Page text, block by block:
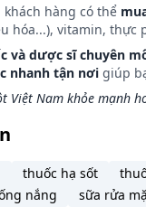
hấp thu kém
dụng toàn thân
0,25 pg/ml. Các
thành nhiều chất
tương. Trong
furoat. Thời gian
khách hàng có thể
hóa...), vitamin,
và dược sĩ chuyên
nhanh tận nơi giúp
Việt Nam khỏe mạnh
thuốc hạ sốt
nắng sữa rửa